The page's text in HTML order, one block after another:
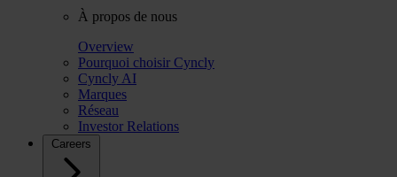
À propos de nous
Overview
Pourquoi choisir Cyncly
Cyncly AI
Marques
Réseau
Investor Relations
Careers